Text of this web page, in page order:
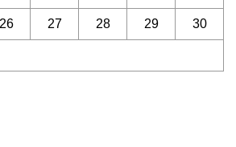
26 27 28 29 30